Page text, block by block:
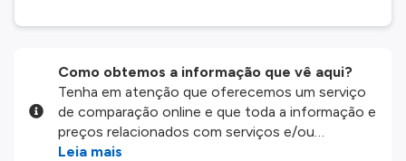
Como obtemos a informação que vê aqui?
Tenha em atenção que oferecemos um serviço
de comparação online e que toda a informação e
preços relacionados com serviços e/ou
produtos disponíveis no nosso website são
Leia mais